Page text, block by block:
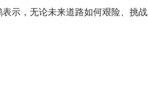
示，无论未来道路如何艰险、挑战